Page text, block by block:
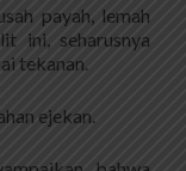
payah, lemah
ini, seharusnya
tekanan.
ejekan.